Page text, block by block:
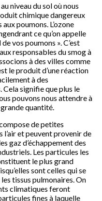
niveau du sol où nous
chimique dangereux
poumons. L’ozone
ce qu’on appelle
vos poumons ». C’est
responsables du smog à
à des villes comme
le produit d’une réaction
à des
Cela signifie que plus le
pouvons nous attendre à
quantité.
de petites
et peuvent provenir de
gaz d’échappement des
Les particules les
le plus grand
sont celles qui se
tissus pulmonaires. On
climatiques feront
fines à laquelle